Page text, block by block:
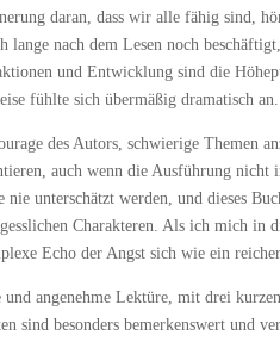
daran, dass wir alle fähig sind,
lange nach dem Lesen noch
und Entwicklung sind die
fühlte sich übermäßig dramatisch
des Autors, schwierige Themen
auch wenn die Ausführung
unterschätzt werden, und dieses
Charakteren. Als ich mich
Echo der Angst sich wie ein
und angenehme Lektüre, mit drei
sind besonders bemerkenswert und